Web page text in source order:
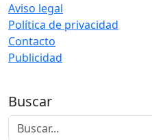
Aviso legal
Política de privacidad
Contacto
Publicidad
Buscar